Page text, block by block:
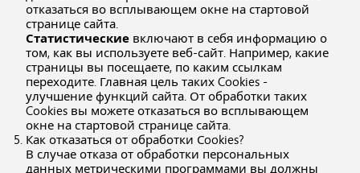
отказаться во всплывающем окне на стартовой
странице сайта.
Статистические включают в себя информацию о
том, как вы используете веб-сайт. Например, какие
страницы вы посещаете, по каким ссылкам
переходите. Главная цель таких Cookies -
улучшение функций сайта. От обработки таких
Cookies вы можете отказаться во всплывающем
окне на стартовой странице сайта.
Как отказаться от обработки Сookies?
В случае отказа от обработки персональных
данных метрическими программами вы должны